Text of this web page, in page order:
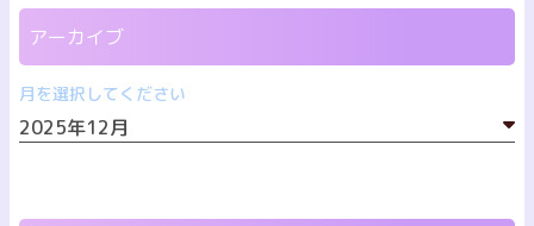
アーカイブ
月を選択してください